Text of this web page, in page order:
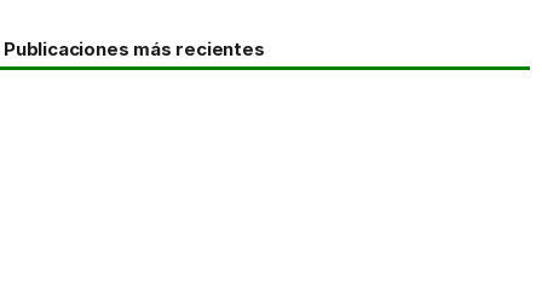
Publicaciones más recientes